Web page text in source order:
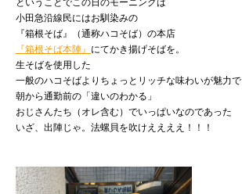
小田急沿線民にはお馴染みの
『箱根そば』（通称ハコそば）の本店
『箱根そば本陣』 にてかき揚げそばを。
生そばを使用した
一般のハコそばよりちょっとリッチな味わいが魅力で
朝から通勤前の「違いのわかる」
おじさんたち（オレ含む）でいっぱいなのであった
いざ、出陣じゃ。法螺貝を吹けええええ！！！